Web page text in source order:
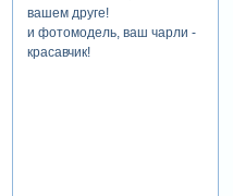
вашем друге!
и фотомодель, ваш чарли -
красавчик!